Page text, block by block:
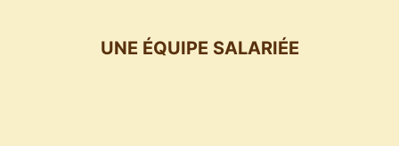
UNE ÉQUIPE SALARIÉE